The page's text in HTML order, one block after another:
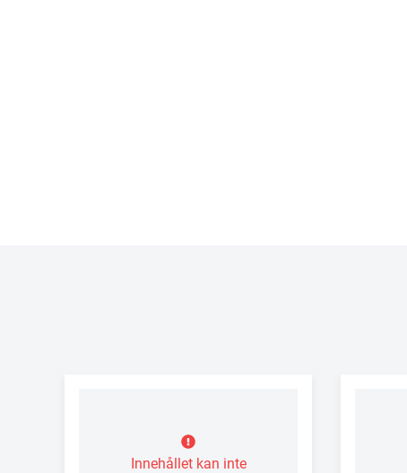
Innehållet kan inte